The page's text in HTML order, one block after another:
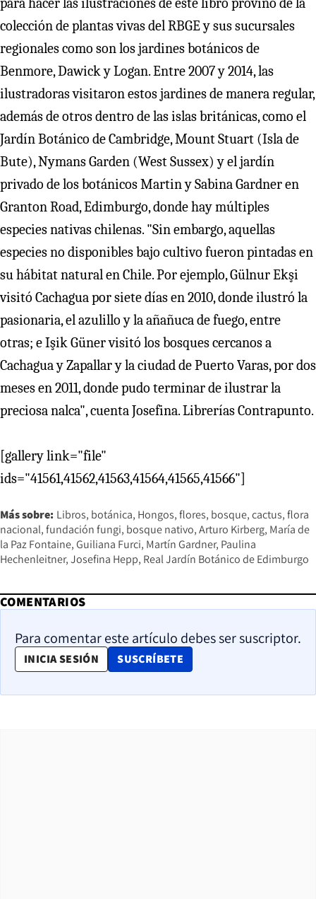
colección de plantas vivas del RBGE y sus sucursales
regionales como son los jardines botánicos de
Benmore, Dawick y Logan. Entre 2007 y 2014, las
ilustradoras visitaron estos jardines de manera regular,
además de otros dentro de las islas británicas, como el
Jardín Botánico de Cambridge, Mount Stuart (Isla de
Bute), Nymans Garden (West Sussex) y el jardín
privado de los botánicos Martin y Sabina Gardner en
Granton Road, Edimburgo, donde hay múltiples
especies nativas chilenas. "Sin embargo, aquellas
especies no disponibles bajo cultivo fueron pintadas en
su hábitat natural en Chile. Por ejemplo, Gülnur Ekşi
visitó Cachagua por siete días en 2010, donde ilustró la
pasionaria, el azulillo y la añañuca de fuego, entre
otras; e Işik Güner visitó los bosques cercanos a
Cachagua y Zapallar y la ciudad de Puerto Varas, por dos
meses en 2011, donde pudo terminar de ilustrar la
preciosa nalca", cuenta Josefina. Librerías Contrapunto.
[gallery link="file"
ids="41561,41562,41563,41564,41565,41566"]
Más sobre: Libros botánica Hongos flores bosque cactus flora
nacional fundación fungi bosque nativo Arturo Kirberg María de
la Paz Fontaine Guiliana Furci Martín Gardner Paulina
Hechenleitner Josefina Hepp Real Jardín Botánico de Edimburgo
COMENTARIOS
Para comentar este artículo debes ser suscriptor.
INICIA SESIÓN SUSCRÍBETE
OPENS IN NEW WINDOW